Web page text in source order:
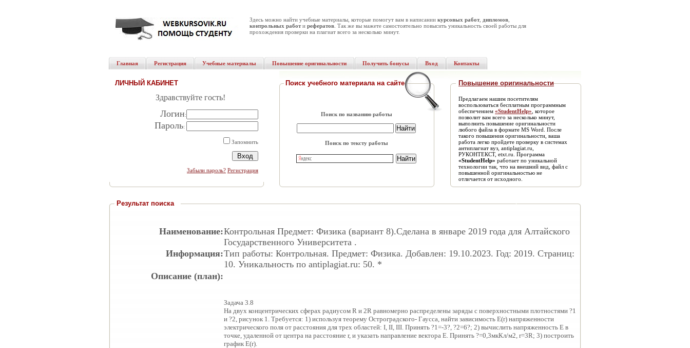
Здесь можно найти учебные материалы, которые помогут вам в написании курсовых работ, дипломов
контрольных работи рефератов . Так же вы мажете самостоятельно повысить уникальность своей работы для
прохождения проверки на плагиат всего за несколько минут.
Главная Регистрация Учебные материалы Повышение оригинальности Получить бонусы Вход Контакты
ЛИЧНЫЙ КАБИНЕТ
Здравствуйте гость!
Логин:
Пароль:
Запомнить
Забыли пароль? Регистрация
Поиск учебного материала на сайте
Поиск по названию работы
Поиск по тексту работы
Повышение оригинальности
Предлагаем нашим посетителям
воспользоваться бесплатным программным
обеспечением «StudentHelp» , которое
позволит вам всего за несколько минут,
выполнить повышение оригинальности
любого файла в формате MS Word. После
такого повышения оригинальности, ваша
работа легко пройдете проверку в системах
антиплагиат вуз, antiplagiat.ru,
РУКОНТЕКСТ, etxt.ru. Программа
«StudentHelp» работает по уникальной
технологии так, что на внешний вид, файл с
повышенной оригинальностью не
отличается от исходного.
Результат поиска
Наименование:Контрольная Предмет: Физика (вариант 8).Сделана в январе 2019 года для Алтайского
Государственного Университета .
Информация:Тип работы: Контрольная. Предмет: Физика. Добавлен: 19.10.2023. Год: 2019. Страниц:
10. Уникальность по antiplagiat.ru: 50. *
Описание (план):
Задача 3.8
На двух концентрических сферах радиусом R и 2R равномерно распределены заряды с поверхностными плотностями ?1
и ?2, рисунок 1. Требуется: 1) используя теорему Остроградского- Гаусса, найти зависимость Е(r) напряженности
электрического поля от расстояния для трех областей: I, II, III. Принять ?1=-3?, ?2=6?; 2) вычислить напряженность Е в
точке, удаленной от центра на расстояние r, и указать направление вектора Е. Принять ?=0,3мкКл/м2, r=3R; 3) построить
график Е(r).